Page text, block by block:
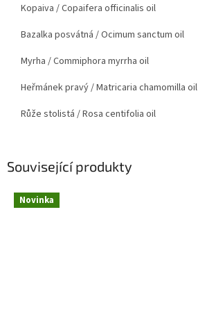
Související produkty
Novinka
Kopaiva / Copaifera officinalis oil
Bazalka posvátná / Ocimum sanctum oil
Myrha / Commiphora myrrha oil
Heřmánek pravý/ Matricaria chamomilla oil
Růže stolistá / Rosa centifolia oil